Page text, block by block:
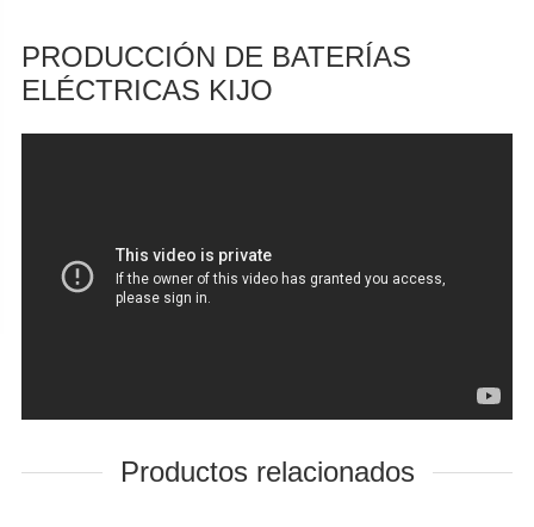
PRODUCCIÓN DE BATERÍAS
ELÉCTRICAS KIJO
Productos relacionados